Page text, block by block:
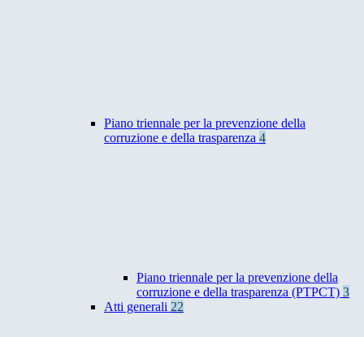
Piano triennale per la prevenzione della
corruzione e della trasparenza 4
Piano triennale per la prevenzione della
corruzione e della trasparenza (PTPCT) 3
Atti generali 22